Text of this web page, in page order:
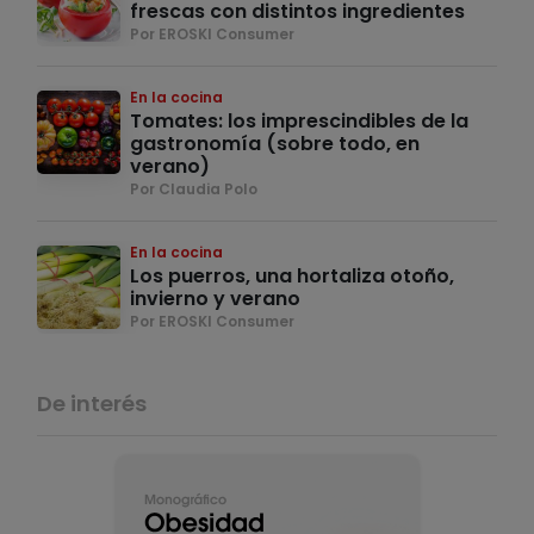
frescas con distintos ingredientes
Por EROSKI Consumer
En la cocina
Tomates: los imprescindibles de la
gastronomía (sobre todo, en
verano)
Por Claudia Polo
En la cocina
Los puerros, una hortaliza otoño,
invierno y verano
Por EROSKI Consumer
De interés